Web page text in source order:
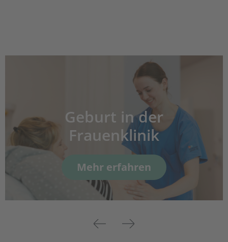
Previous
Geburt in der
Frauenklinik
Mehr erfahren
Next